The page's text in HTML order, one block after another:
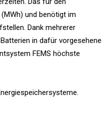
und benötigt im
Dank mehrerer
in dafür vorgesehene
FEMS höchste